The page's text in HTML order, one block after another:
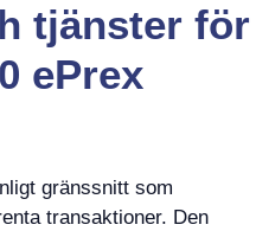
tjänster för
ePrex
gränssnitt som
transaktioner. Den